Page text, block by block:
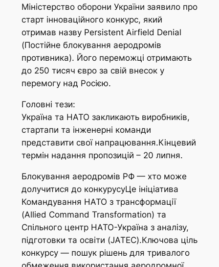
Міністерство оборони України заявило про
старт інноваційного конкурс, який
отримав назву Persistent Airfield Denial
(Постійне блокування аеродромів
противника). Його переможці отримають
до 250 тисяч євро за свій внесок у
перемогу над Росією.
Головні тези:
Україна та НАТО закликають виробників,
стартапи та інженерні команди
представити свої напрацювання.Кінцевий
термін надання пропозицій – 20 липня.
Блокування аеродромів РФ — хто може
долучитися до конкурусуЦе ініціатива
Командування НАТО з трансформації
(Allied Command Transformation) та
Спільного центр НАТО-Україна з аналізу,
підготовки та освіти (JATEC).Ключова ціль
конкурсу — пошук рішень для тривалого